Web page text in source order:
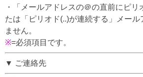
・「メールアドレスの＠の直前にピリ
たは「ピリオド(..)が連続する」メール
ません。
※=必須項目です。
▼ ご連絡先